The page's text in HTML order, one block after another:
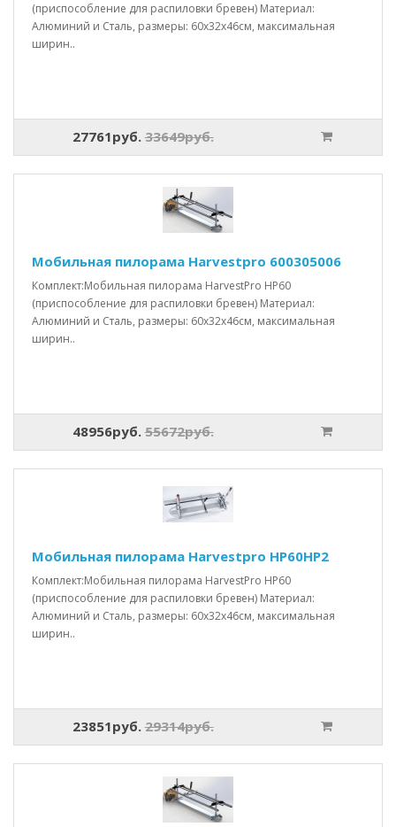
(приспособление для распиловки бревен) Материал:
Алюминий и Сталь, размеры: 60x32x46см, максимальная
ширин..
27761руб. 33649руб.
Мобильная пилорама Harvestpro 600305006
Комплект:Мобильная пилорама HarvestPro HP60
(приспособление для распиловки бревен) Материал:
Алюминий и Сталь, размеры: 60x32x46см, максимальная
ширин..
48956руб. 55672руб.
Мобильная пилорама Harvestpro HP60HP2
Комплект:Мобильная пилорама HarvestPro HP60
(приспособление для распиловки бревен) Материал:
Алюминий и Сталь, размеры: 60x32x46см, максимальная
ширин..
23851руб. 29314руб.